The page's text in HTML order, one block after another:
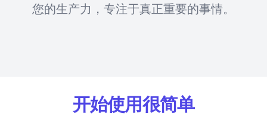
您的生产力，专注于真正重要的事情。
开始使用很简单